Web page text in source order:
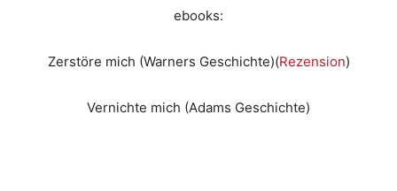
ebooks:
Zerstöre mich (Warners Geschichte)(Rezension)
Vernichte mich (Adams Geschichte)